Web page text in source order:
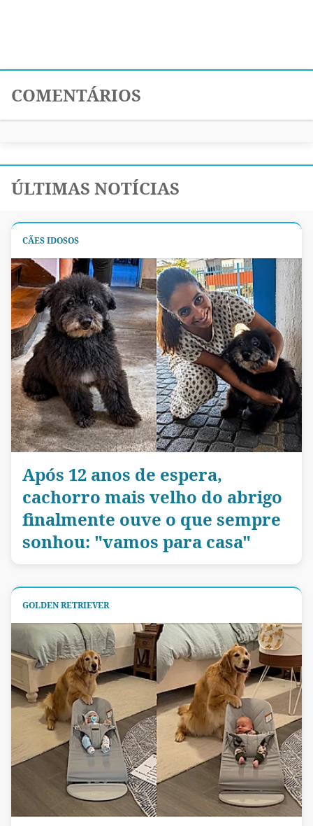
COMENTÁRIOS
ÚLTIMAS NOTÍCIAS
CÃES IDOSOS
Após 12 anos de espera,
cachorro mais velho do abrigo
finalmente ouve o que sempre
sonhou: "vamos para casa"
GOLDEN RETRIEVER